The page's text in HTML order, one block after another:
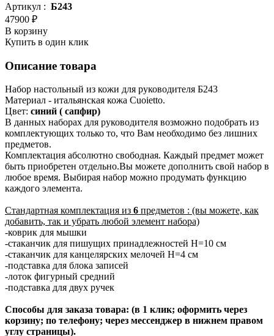
Артикул : Б243
47900 ₽
В корзину
Купить в один клик
Описание товара
Набор настольный из кожи для руководителя Б243
Материал - итальянская кожа Cuoietto.
Цвет: синий ( сапфир)
В данных наборах для руководителя возможно подобрать из
комплектующих только то, что Вам необходимо без лишних
предметов.
Комплектация абсолютно свободная. Каждый предмет может
быть приобретен отдельно.Вы можете дополнить свой набор в
любое время. Выбирая набор можно продумать функцию
каждого элемента.
Стандартная комплектация из 6 предметов : (вы можете, как
добавить, так и убрать любой элемент набора)
-коврик для мышки
-стаканчик для пишущих принадлежностей H=10 см
-стаканчик для канцелярских мелочей H=4 см
-подставка для блока записей
-лоток фигурный средний
-подставка для двух ручек
Способы для заказа товара: (в 1 клик; оформить через
корзину; по телефону; через мессенджер в нижнем правом
углу страницы).